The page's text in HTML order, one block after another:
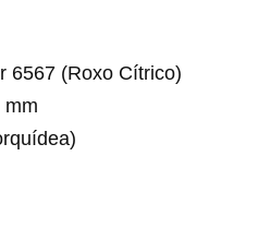
6567 (Roxo Cítrico)
mm